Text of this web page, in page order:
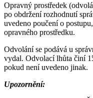
Opravný prostředek
po obdržení rozhodnutí
uvedeno poučení o
opravného prostředku.
Odvolání se podává u
vydal. Odvolací lhůta činí
pokud není uvedeno jinak.
Upozornění: